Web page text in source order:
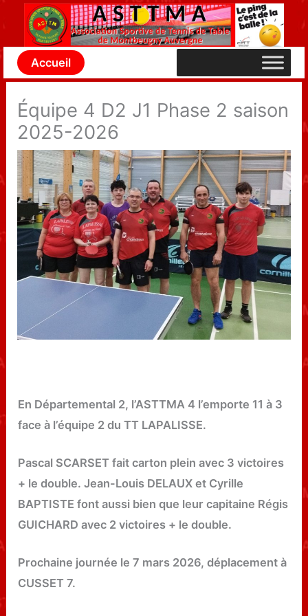
contenu
Accueil
Équipe 4 D2 J1 Phase 2 saison
2025-2026
En Départemental 2, l’ASTTMA 4 l’emporte 11 à 3
face à l’équipe 2 du TT LAPALISSE.
Pascal SCARSET fait carton plein avec 3 victoires
+ le double. Jean-Louis DELAUX et Cyrille
BAPTISTE font aussi bien que leur capitaine Régis
GUICHARD avec 2 victoires + le double.
Prochaine journée le 7 mars 2026, déplacement à
CUSSET 7.